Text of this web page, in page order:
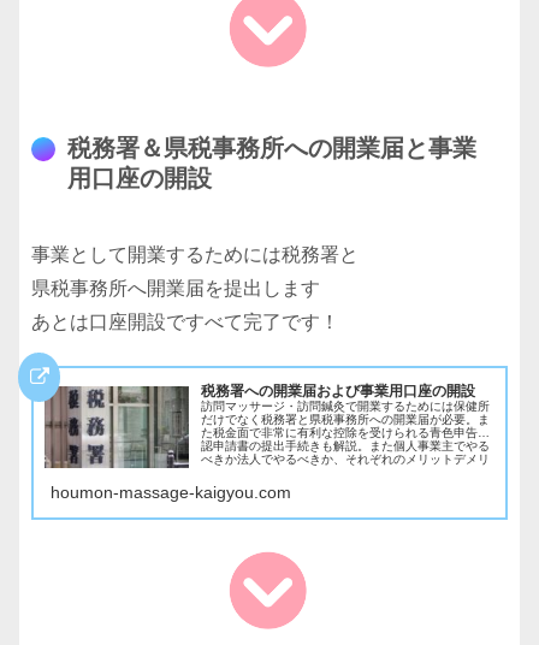
税務署＆県税事務所への開業届と事業
用口座の開設
事業として開業するためには税務署と
県税事務所へ開業届を提出します
あとは口座開設ですべて完了です！
税務署への開業届および事業用口座の開設
訪問マッサージ・訪問鍼灸で開業するためには保健所
だけでなく税務署と県税事務所への開業届が必要。ま
た税金面で非常に有利な控除を受けられる青色申告承
認申請書の提出手続きも解説。また個人事業主でやる
べきか法人でやるべきか、それぞれのメリットデメリ
houmon-massage-kaigyou.com